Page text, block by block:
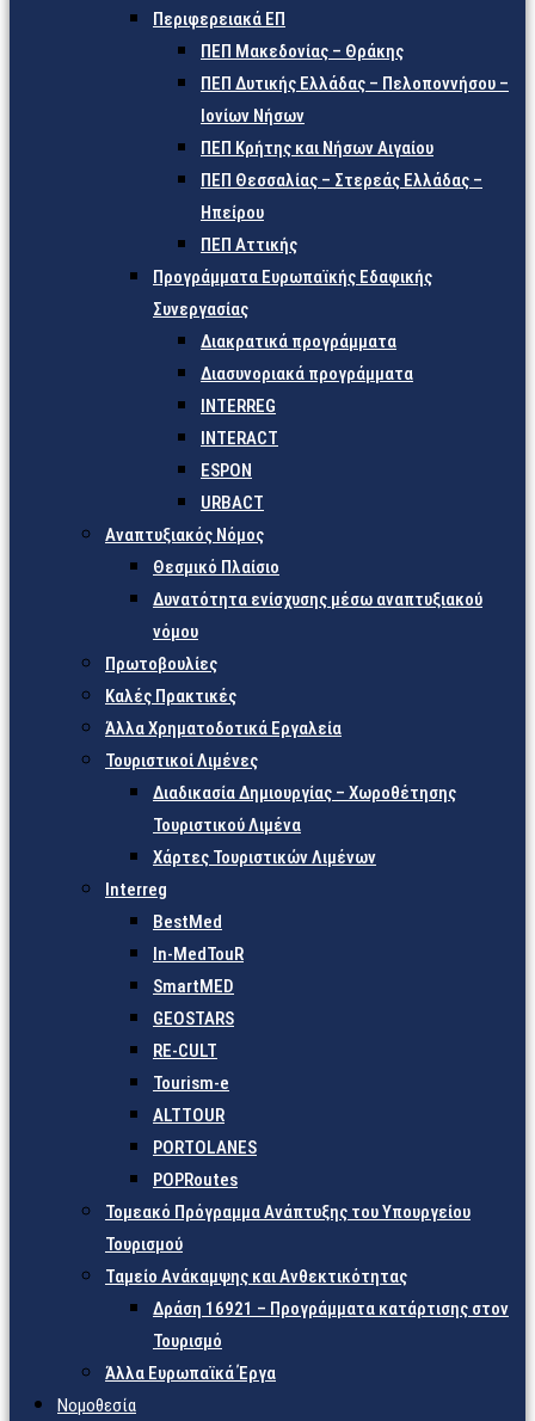
Περιφερειακά ΕΠ
ΠΕΠ Μακεδονίας – Θράκης
ΠΕΠ Δυτικής Ελλάδας – Πελοποννήσου –
Ιονίων Νήσων
ΠΕΠ Κρήτης και Νήσων Αιγαίου
ΠΕΠ Θεσσαλίας – Στερεάς Ελλάδας –
Ηπείρου
ΠΕΠ Αττικής
Προγράμματα Ευρωπαϊκής Εδαφικής
Συνεργασίας
Διακρατικά προγράμματα
Διασυνοριακά προγράμματα
INTERREG
INTERACT
ESPON
URBACT
Αναπτυξιακός Νόμος
Θεσμικό Πλαίσιο
Δυνατότητα ενίσχυσης μέσω αναπτυξιακού
νόμου
Πρωτοβουλίες
Καλές Πρακτικές
Άλλα Χρηματοδοτικά Εργαλεία
Τουριστικοί Λιμένες
Διαδικασία Δημιουργίας – Χωροθέτησης
Τουριστικού Λιμένα
Χάρτες Τουριστικών Λιμένων
Interreg
BestMed
In-MedTouR
SmartMED
GEOSTARS
RE-CULT
Tourism-e
ALTTOUR
PORTOLANES
POPRoutes
Τομεακό Πρόγραμμα Ανάπτυξης του Υπουργείου
Τουρισμού
Ταμείο Ανάκαμψης και Ανθεκτικότητας
Δράση 16921 – Προγράμματα κατάρτισης στον
Τουρισμό
Άλλα Ευρωπαϊκά Έργα
Νομοθεσία